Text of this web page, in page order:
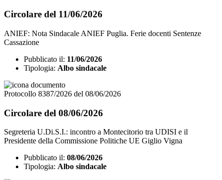
Circolare del 11/06/2026
ANIEF: Nota Sindacale ANIEF Puglia. Ferie docenti Sentenze
Cassazione
Pubblicato il: 11/06/2026
Tipologia: Albo sindacale
Protocollo 8387/2026 del 08/06/2026
Circolare del 08/06/2026
Segreteria U.Di.S.I.: incontro a Montecitorio tra UDISI e il
Presidente della Commissione Politiche UE Giglio Vigna
Pubblicato il: 08/06/2026
Tipologia: Albo sindacale